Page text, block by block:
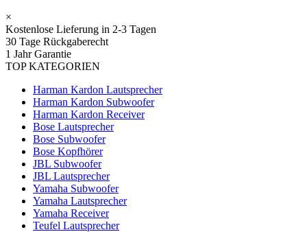
×
Kostenlose Lieferung in 2-3 Tagen
30 Tage Rückgaberecht
1 Jahr Garantie
TOP KATEGORIEN
Harman Kardon Lautsprecher
Harman Kardon Subwoofer
Harman Kardon Receiver
Bose Lautsprecher
Bose Subwoofer
Bose Kopfhörer
JBL Subwoofer
JBL Lautsprecher
Yamaha Subwoofer
Yamaha Lautsprecher
Yamaha Receiver
Teufel Lautsprecher